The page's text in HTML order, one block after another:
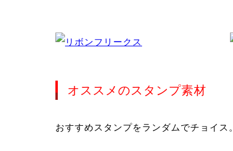
オススメのスタンプ素材
おすすめスタンプをランダムでチョイス。